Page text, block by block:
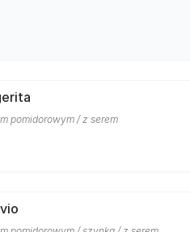
pomidorowym / z serem